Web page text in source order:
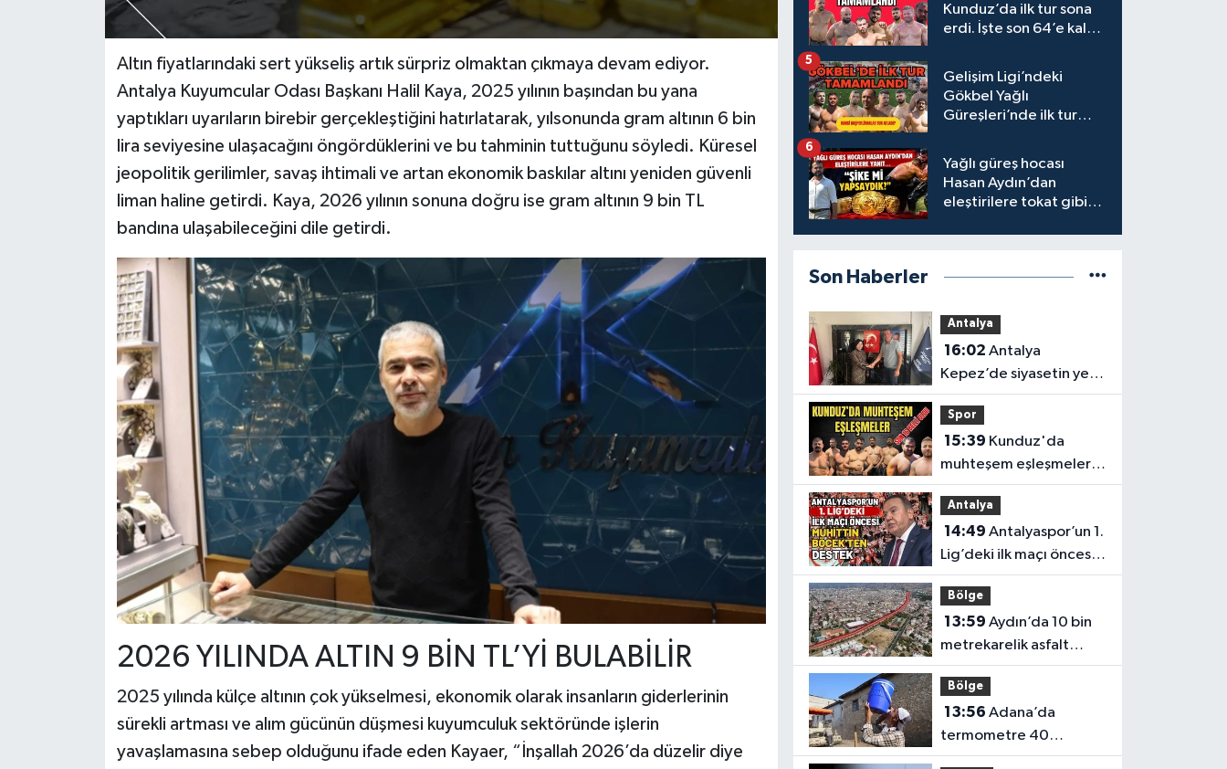
Altın fiyatlarındaki sert yükseliş artık sürpriz olmaktan çıkmaya devam ediyor.
Antalya Kuyumcular Odası Başkanı Halil Kaya, 2025 yılının başından bu yana
yaptıkları uyarıların birebir gerçekleştiğini hatırlatarak, yılsonunda gram altının 6 bin
lira seviyesine ulaşacağını öngördüklerini ve bu tahminin tuttuğunu söyledi. Küresel
jeopolitik gerilimler, savaş ihtimali ve artan ekonomik baskılar altını yeniden güvenli
liman haline getirdi. Kaya, 2026 yılının sonuna doğru ise gram altının 9 bin TL
bandına ulaşabileceğini dile getirdi.
2026 YILINDA ALTIN 9 BİN TL’Yİ BULABİLİR
2025 yılında külçe altının çok yükselmesi, ekonomik olarak insanların giderlerinin
sürekli artması ve alım gücünün düşmesi kuyumculuk sektöründe işlerin
yavaşlamasına sebep olduğunu ifade eden Kayaer, “İnşallah 2026’da düzelir diye
Kunduz’da ilk tur sona
erdi. İşte son 64’e kalan
Gelişim Ligi’ndeki
Gökbel Yağlı
Güreşleri’nde ilk tur
5
Yağlı güreş hocası
Hasan Aydın’dan
eleştirilere tokat gibi
6
Son Haberler
Antalya
16:02
Kepez’de siyasetin yeni
adresi Anahtar Parti
oldu
Spor
15:39
muhteşem eşleşmeler!
Vezirköprü Kunduz’da
nefesler tutuldu, son 16
belli oldu
Antalya
14:49
Lig’deki ilk maçı öncesi
Muhittin Böcek’ten
destek
Bölge
13:59
metrekarelik asfalt
çalışması tamamlandı
Bölge
13:56
termometre 40
dereceyi gösterdi